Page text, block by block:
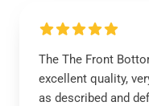
The The Front
excellent quality,
as described and